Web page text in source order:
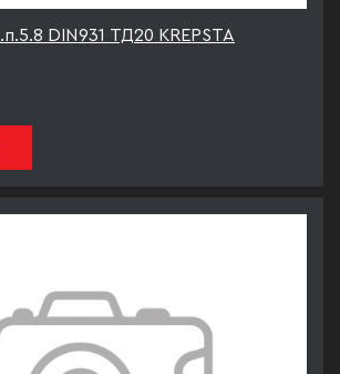
DIN931 ТД20 KREPSTA